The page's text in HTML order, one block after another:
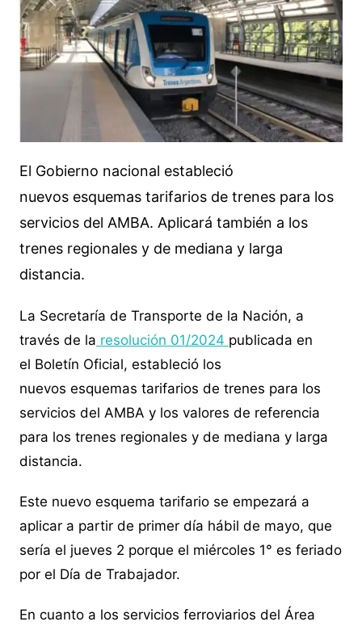
El Gobierno nacional estableció
nuevos esquemas tarifarios de trenes para los
servicios del AMBA. Aplicará también a los
trenes regionales y de mediana y larga
distancia.
La Secretaría de Transporte de la Nación, a
través de la resolución 01/2024 publicada en
el Boletín Oficial, estableció los
nuevos esquemas tarifarios de trenes para los
servicios del AMBA y los valores de referencia
para los trenes regionales y de mediana y larga
distancia.
Este nuevo esquema tarifario se empezará a
aplicar a partir de primer día hábil de mayo, que
sería el jueves 2 porque el miércoles 1° es feriado
por el Día de Trabajador.
En cuanto a los servicios ferroviarios del Área